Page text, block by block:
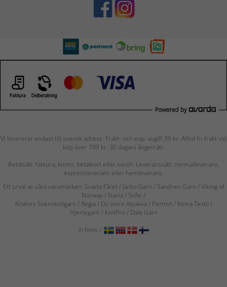
Vi levererar endast till svensk adress. Frakt- och exp.-avgift 39 kr. Alltid fri frakt vid
köp över 799 kr. 30 dagars ångerrätt.
Betalsätt: faktura, konto, betalkort eller swish. Leveranssätt: normalleverans,
expressleverans eller hemleverans.
Ett urval av våra varumärken: Svarta Fåret / Järbo Garn / Sandnes Garn / Viking of
Norway / Navia/ Sofie /
Kilafors Svenskullgarn / Regia / Du store Alpakka / Permin / Kinna Textil /
Hjertegarn / KnitPro / Dale Garn
Vi finns i: